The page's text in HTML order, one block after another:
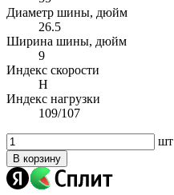
Диаметр шины, дюйм
26.5
Ширина шины, дюйм
9
Индекс скорости
H
Индекс нагрузки
109/107
шт
В корзину